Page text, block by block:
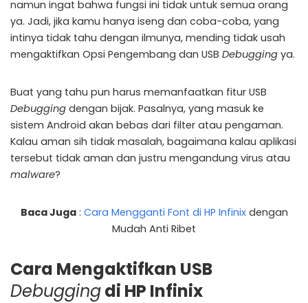
namun ingat bahwa fungsi ini tidak untuk semua orang
ya. Jadi, jika kamu hanya iseng dan coba-coba, yang
intinya tidak tahu dengan ilmunya, mending tidak usah
mengaktifkan Opsi Pengembang dan USB Debugging ya.
Buat yang tahu pun harus memanfaatkan fitur USB
Debugging dengan bijak. Pasalnya, yang masuk ke
sistem Android akan bebas dari filter atau pengaman.
Kalau aman sih tidak masalah, bagaimana kalau aplikasi
tersebut tidak aman dan justru mengandung virus atau
malware?
Baca Juga: Cara Mengganti Font di HP Infinixdengan
Mudah Anti Ribet
Cara Mengaktifkan USB
Debuggingdi HP Infinix